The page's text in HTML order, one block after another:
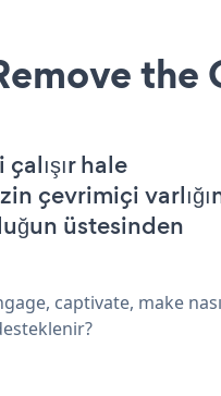
the
hale
çevrimiçi
üstesinden
captivate, make